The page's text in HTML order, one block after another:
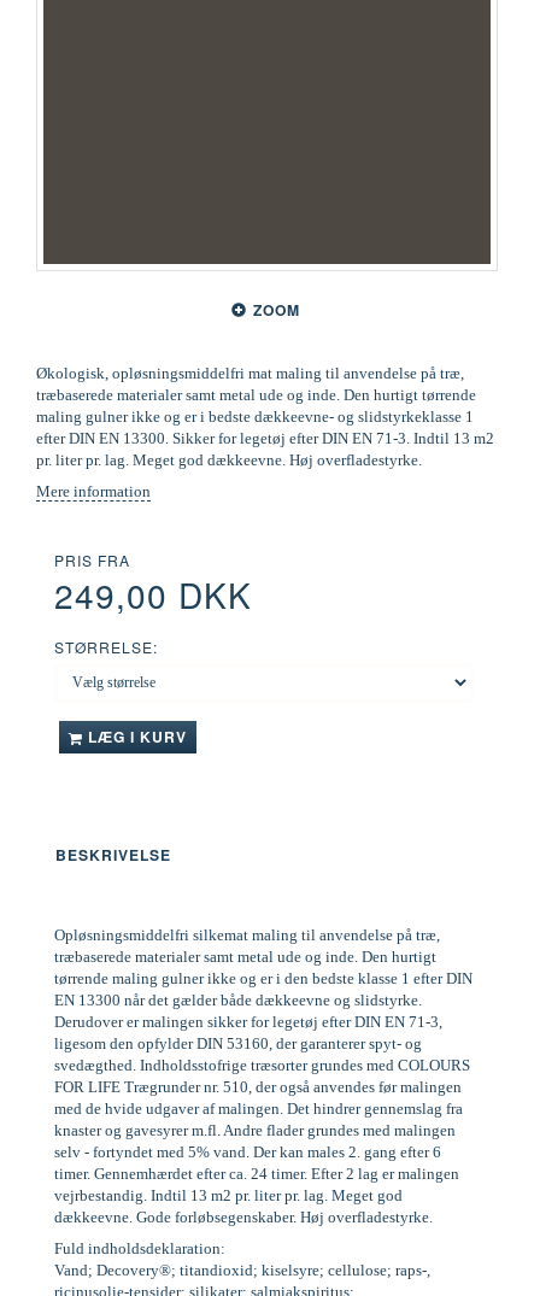
ZOOM
Økologisk, opløsningsmiddelfri mat maling til anvendelse på træ,
træbaserede materialer samt metal ude og inde. Den hurtigt tørrende
maling gulner ikke og er i bedste dækkeevne- og slidstyrkeklasse 1
efter DIN EN 13300. Sikker for legetøj efter DIN EN 71-3. Indtil 13 m2
pr. liter pr. lag. Meget god dækkeevne. Høj overfladestyrke.
Mere information
PRIS FRA
249,00 DKK
STØRRELSE:
LÆG I KURV
BESKRIVELSE
Opløsningsmiddelfri silkemat maling til anvendelse på træ,
træbaserede materialer samt metal ude og inde. Den hurtigt
tørrende maling gulner ikke og er i den bedste klasse 1 efter DIN
EN 13300 når det gælder både dækkeevne og slidstyrke.
Derudover er malingen sikker for legetøj efter DIN EN 71-3,
ligesom den opfylder DIN 53160, der garanterer spyt- og
svedægthed. Indholdsstofrige træsorter grundes med COLOURS
FOR LIFE Trægrunder nr. 510, der også anvendes før malingen
med de hvide udgaver af malingen. Det hindrer gennemslag fra
knaster og gavesyrer m.fl. Andre flader grundes med malingen
selv - fortyndet med 5% vand. Der kan males 2. gang efter 6
timer. Gennemhærdet efter ca. 24 timer. Efter 2 lag er malingen
vejrbestandig. Indtil 13 m2 pr. liter pr. lag. Meget god
dækkeevne. Gode forløbsegenskaber. Høj overfladestyrke.
Fuld indholdsdeklaration:
Vand; Decovery®; titandioxid; kiselsyre; cellulose; raps-,
ricinusolie-tensider; silikater; salmiakspiritus;